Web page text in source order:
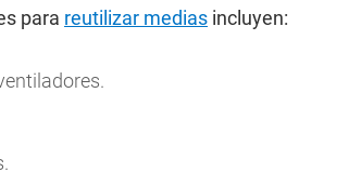
para reutilizar medias incluyen: